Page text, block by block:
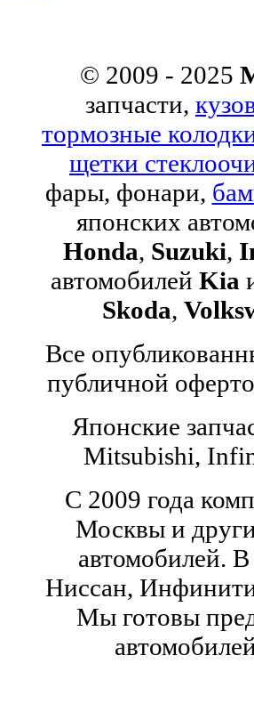
© 2009 - 2025
запчасти,
тормозные
щетки
фары, фонари,
японских
Honda, Suzuki,
автомобилей Kia
Skoda,
Все
публичной
Японские
Mitsubishi,
С 2009 года
Москвы и
автомобилей.
Ниссан,
Мы готовы